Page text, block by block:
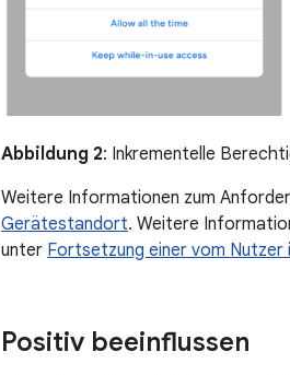
Abbildung 2: Inkrementelle
Weitere Informationen zum
Gerätestandort. Weitere
unter Fortsetzung einer vom Nutzer
Positiv beeinflussen